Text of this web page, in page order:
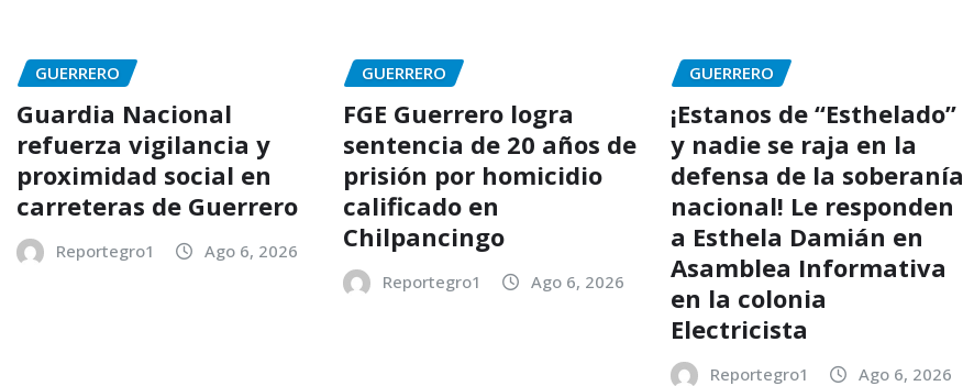
GUERRERO
Guardia Nacional
refuerza vigilancia y
proximidad social en
carreteras de Guerrero
Reportegro1 Ago 6, 2026
GUERRERO
FGE Guerrero logra
sentencia de 20 años de
prisión por homicidio
calificado en
Chilpancingo
Reportegro1 Ago 6, 2026
GUERRERO
¡Estanos de “Esthelado”
y nadie se raja en la
defensa de la soberanía
nacional! Le responden
a Esthela Damián en
Asamblea Informativa
en la colonia
Electricista
Reportegro1 Ago 6, 2026